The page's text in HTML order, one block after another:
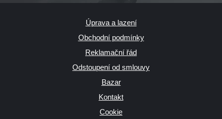
Úprava a lazení
Obchodní podmínky
Reklamační řád
Odstoupení od smlouvy
Bazar
Kontakt
Cookie